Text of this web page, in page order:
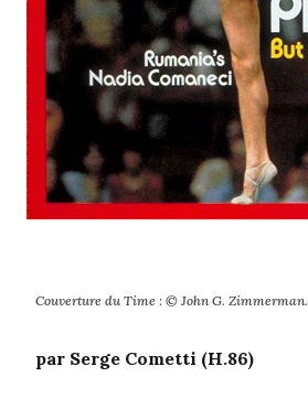
Couverture du Time : © John G. Zimmerman.
par Serge Cometti (H.86)